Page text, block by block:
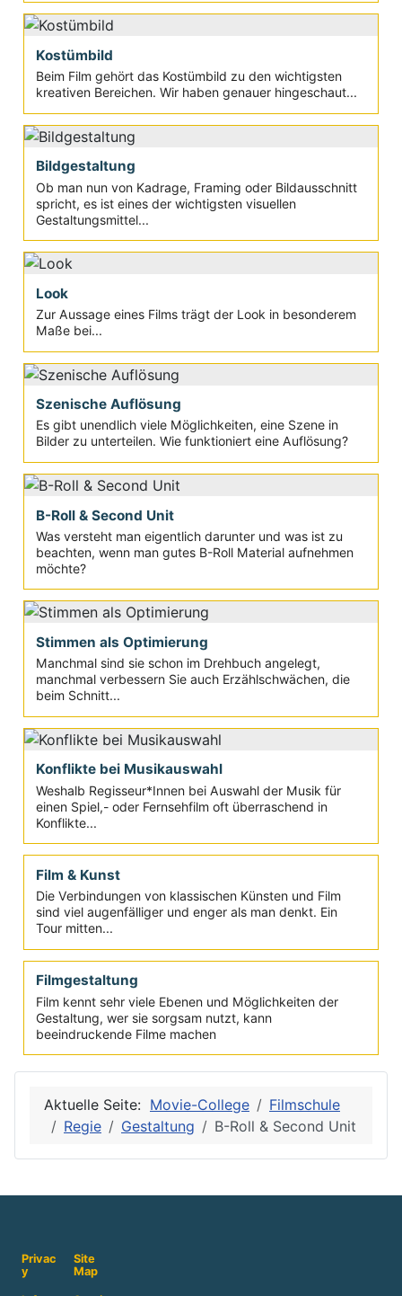
Kostümbild
Beim Film gehört das Kostümbild zu den wichtigsten
kreativen Bereichen. Wir haben genauer hingeschaut...
Bildgestaltung
Ob man nun von Kadrage, Framing oder Bildausschnitt
spricht, es ist eines der wichtigsten visuellen
Gestaltungsmittel...
Look
Zur Aussage eines Films trägt der Look in besonderem
Maße bei...
Szenische Auflösung
Es gibt unendlich viele Möglichkeiten, eine Szene in
Bilder zu unterteilen. Wie funktioniert eine Auflösung?
B-Roll & Second Unit
Was versteht man eigentlich darunter und was ist zu
beachten, wenn man gutes B-Roll Material aufnehmen
möchte?
Stimmen als Optimierung
Manchmal sind sie schon im Drehbuch angelegt,
manchmal verbessern Sie auch Erzählschwächen, die
beim Schnitt...
Konflikte bei Musikauswahl
Weshalb Regisseur*Innen bei Auswahl der Musik für
einen Spiel,- oder Fernsehfilm oft überraschend in
Konflikte...
Film & Kunst
Die Verbindungen von klassischen Künsten und Film
sind viel augenfälliger und enger als man denkt. Ein
Tour mitten...
Filmgestaltung
Film kennt sehr viele Ebenen und Möglichkeiten der
beeindruckende Filme machen